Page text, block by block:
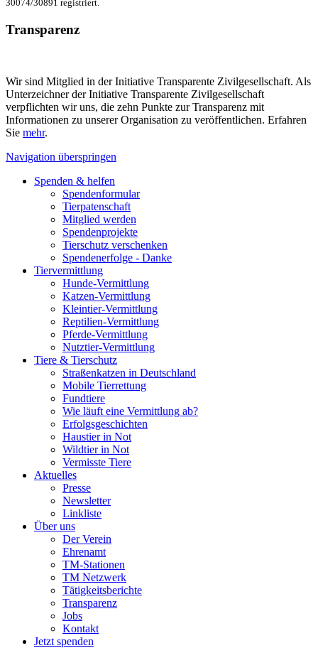
30074/30891 registriert.
Transparenz
Wir sind Mitglied in der Initiative Transparente Zivilgesellschaft. Als
Unterzeichner der Initiative Transparente Zivilgesellschaft
verpflichten wir uns, die zehn Punkte zur Transparenz mit
Informationen zu unserer Organisation zu veröffentlichen. Erfahren
Sie mehr.
Navigation überspringen
Spenden & helfen
Spendenformular
Tierpatenschaft
Mitglied werden
Spendenprojekte
Tierschutz verschenken
Spendenerfolge - Danke
Tiervermittlung
Hunde-Vermittlung
Katzen-Vermittlung
Kleintier-Vermittlung
Reptilien-Vermittlung
Pferde-Vermittlung
Nutztier-Vermittlung
Tiere & Tierschutz
Straßenkatzen in Deutschland
Mobile Tierrettung
Fundtiere
Wie läuft eine Vermittlung ab?
Erfolgsgeschichten
Haustier in Not
Wildtier in Not
Vermisste Tiere
Aktuelles
Presse
Newsletter
Linkliste
Über uns
Der Verein
Ehrenamt
TM-Stationen
TM Netzwerk
Tätigkeitsberichte
Transparenz
Jobs
Kontakt
Jetzt spenden